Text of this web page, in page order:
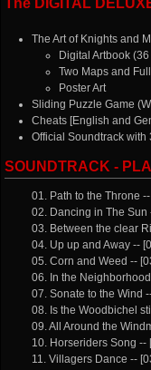
The Art of Knights and
Digital Artbook
Two Maps and
Poster Art
Sliding Puzzle Game
Cheats [English and
Official Soundtrack
SOUNDTRACK -
01. Path to the Throne
02. Dancing in The Sun
03. Between the clear
04. Up up and Away --
05. Corn and Weed --
06. In the
07. Sonate to the Wind
08. Is the Woodbichel
09. All Around the
10. Horseriders Song --
11. Villagers Dance --